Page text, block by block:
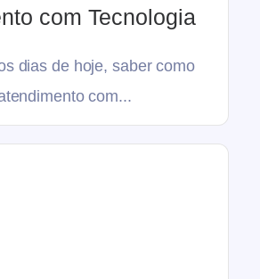
com Tecnologia
dias de hoje, saber como
com...